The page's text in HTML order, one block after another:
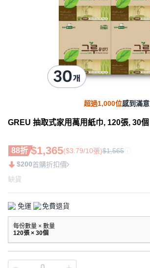
超過1,000位感到滿意
GREU 抽取式家用萬用紙巾, 120張, 30個
88折 $1,365($3.79/10張)$1,565
$200首購折扣價
缺貨
免運 免費退貨
每份數量 × 數量
120張 × 30個